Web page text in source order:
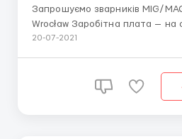
Запрошуємо зварників MIG/MAG Місце роботи
Wrocław Заробітна плата — на старт 19-22 злотих
нетто. На початку роботи буде
місяць. Обов'язки — ро...
20-07-2021